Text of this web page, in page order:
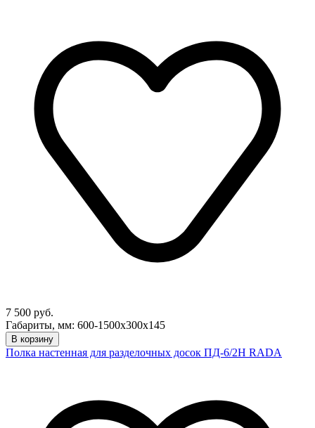
7 500 руб.
Габариты, мм: 600-1500х300х145
В корзину
Полка настенная для разделочных досок ПД-6/2Н RADA